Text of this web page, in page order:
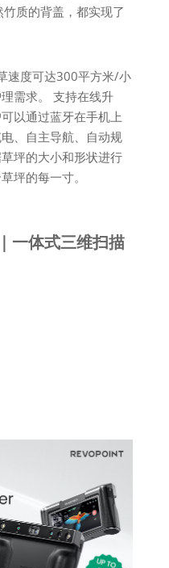
质的背盖，都实现了
速度可达300平方米/小
需求。 支持在线升
以通过蓝牙在手机上
、自主导航、自动规
坪的大小和形状进行
坪的每一寸。
一体式三维扫描